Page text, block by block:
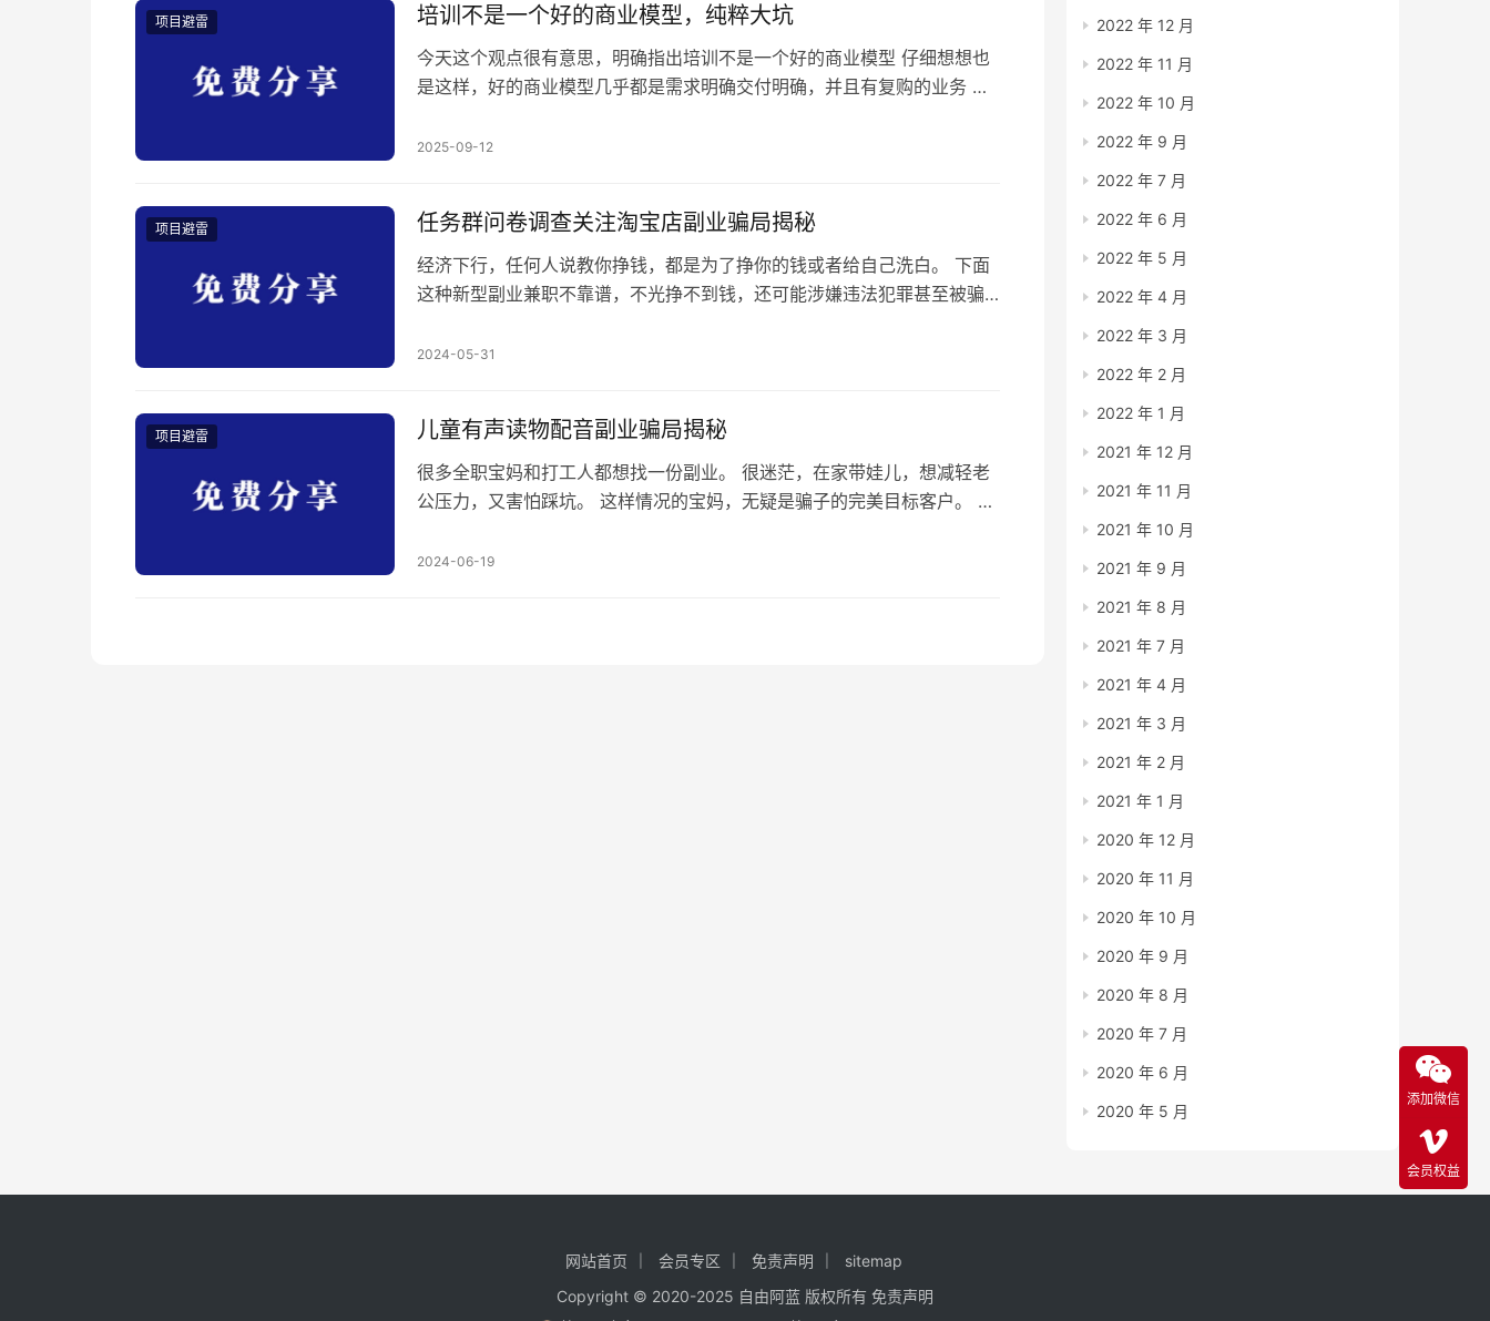
项目避雷 培训不是一个好的商业模型，纯粹大坑
今天这个观点很有意思，明确指出培训不是一个好的商业模型 仔细想想也
是这样，好的商业模型几乎都是需求明确交付明确，并且有复购的业务 培
不明确（诈骗的除外，客户五花八门，问题也是五花八门，不可能有统一
2025-09-12
项目避雷 任务群问卷调查关注淘宝店副业骗局揭秘
经济下行，任何人说教你挣钱，都是为了挣你的钱或者给自己洗白。 下面
这种新型副业兼职不靠谱，不光挣不到钱，还可能涉嫌违法犯罪甚至被骗
然被拉进微信群，然后说问卷调查。问题非常简单，回复了一下就收到专
2024-05-31
项目避雷 儿童有声读物配音副业骗局揭秘
很多全职宝妈和打工人都想找一份副业。 很迷茫，在家带娃儿，想减轻老
公压力，又害怕踩坑。 这样情况的宝妈，无疑是骗子的完美目标客户。 但
我刷到了一篇儿童有声读物的配音副业，上面标注新手就可以。 联系后，
2024-06-19
2022 年 12 月
2022 年 11 月
2022 年 10 月
2022 年 9 月
2022 年 7 月
2022 年 6 月
2022 年 5 月
2022 年 4 月
2022 年 3 月
2022 年 2 月
2022 年 1 月
2021 年 12 月
2021 年 11 月
2021 年 10 月
2021 年 9 月
2021 年 8 月
2021 年 7 月
2021 年 4 月
2021 年 3 月
2021 年 2 月
2021 年 1 月
2020 年 12 月
2020 年 11 月
2020 年 10 月
2020 年 9 月
2020 年 8 月
2020 年 7 月
2020 年 6 月
2020 年 5 月
网站首页 会员专区 免责声明
sitemap
Copyright © 2020-2025 自由阿蓝 版权所有 免责声明
添加微信
会员权益